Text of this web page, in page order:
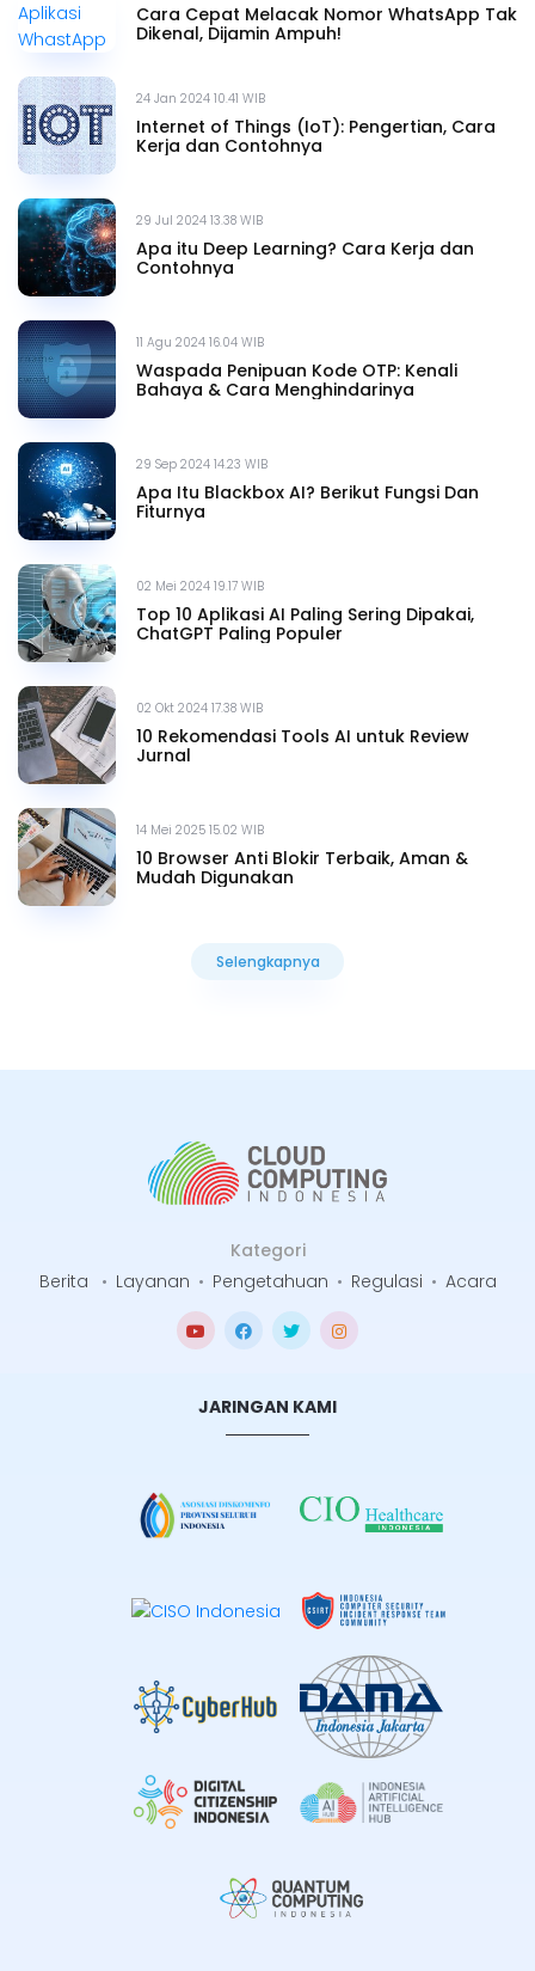
Cara Cepat Melacak Nomor WhatsApp Tak
Dikenal, Dijamin Ampuh!
24 Jan 2024 10.41 WIB
Internet of Things (IoT): Pengertian, Cara
Kerja dan Contohnya
29 Jul 2024 13.38 WIB
Apa itu Deep Learning? Cara Kerja dan
Contohnya
11 Agu 2024 16.04 WIB
Waspada Penipuan Kode OTP: Kenali
Bahaya & Cara Menghindarinya
29 Sep 2024 14.23 WIB
Apa Itu Blackbox AI? Berikut Fungsi Dan
Fiturnya
02 Mei 2024 19.17 WIB
Top 10 Aplikasi AI Paling Sering Dipakai,
ChatGPT Paling Populer
02 Okt 2024 17.38 WIB
10 Rekomendasi Tools AI untuk Review
Jurnal
14 Mei 2025 15.02 WIB
10 Browser Anti Blokir Terbaik, Aman &
Mudah Digunakan
Selengkapnya
Kategori
Berita
• Layanan • Pengetahuan • Regulasi • Acara
JARINGAN KAMI